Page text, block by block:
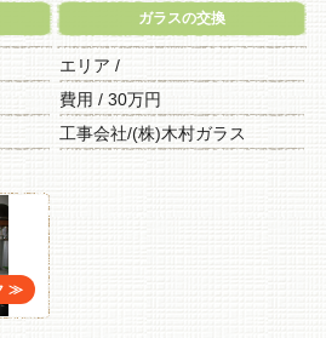
ガラスの交換
エリア /
費用 / 30万円
工事会社/(株)木村ガラス